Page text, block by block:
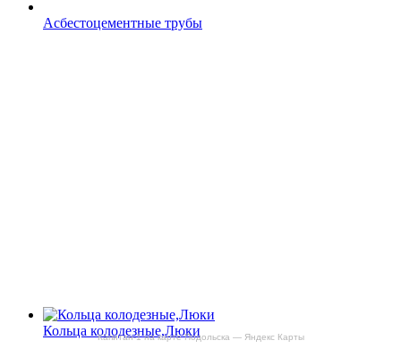
Капитан-1 на карте Подольска — Яндекс Карты
Асбестоцементные трубы
Кольца колодезные,Люки